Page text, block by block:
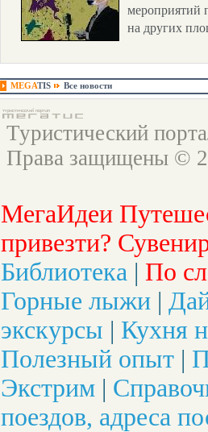
мероприятий
на других
MEGATIS Все новости
Туристический
Права защищены ©
МегаИдеи
привезти?
Библиотека | По
Горные лыжи |
экскурсы | Кухня
Полезный опыт |
Экстрим |
поездов, адреса